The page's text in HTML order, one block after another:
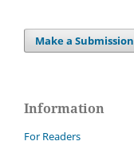
Make a Submission
Information
For Readers